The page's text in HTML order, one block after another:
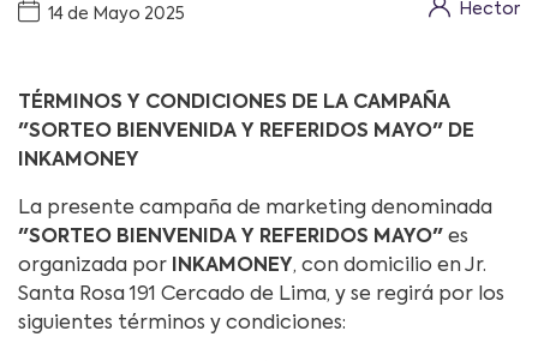
14 de Mayo 2025 Hector
TÉRMINOS Y CONDICIONES DE LA CAMPAÑA
"SORTEO BIENVENIDA Y REFERIDOS MAYO" DE
INKAMONEY
La presente campaña de marketing denominada
"SORTEO BIENVENIDA Y REFERIDOS MAYO" es
organizada por INKAMONEY, con domicilio en Jr.
Santa Rosa 191 Cercado de Lima, y se regirá por los
siguientes términos y condiciones: